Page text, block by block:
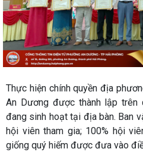
Thực hiện chính quyền địa
An Dương được thành lập
đang sinh hoạt tại địa bàn. Ban
hội viên tham gia; 100% hội
giống quý hiếm được đưa vào